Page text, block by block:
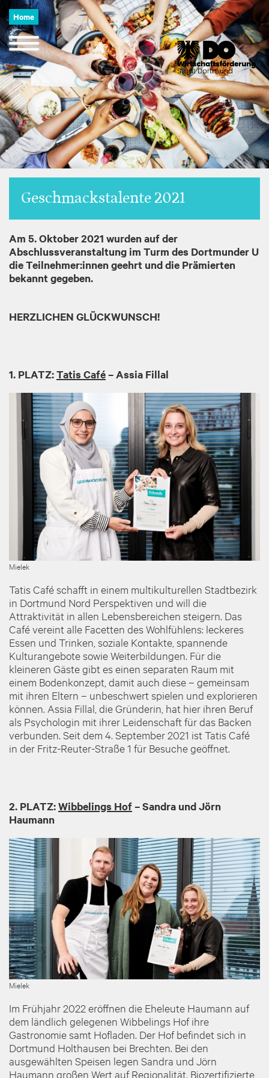
Direkt
zum
Inhalt
Navigation
öffnen
und
schließen
Home
Image
Geschmackstalente 2021
Am 5. Oktober 2021 wurden auf der
Abschlussveranstaltung im Turm des Dortmunder U
die Teilnehmer:innen geehrt und die Prämierten
bekannt gegeben.
HERZLICHEN GLÜCKWUNSCH!
1. PLATZ:Tatis Café–Assia Fillal
Image
Mielek
Tatis Café schafft in einem multikulturellen Stadtbezirk
in Dortmund Nord Perspektiven und will die
Attraktivität in allen Lebensbereichen steigern. Das
Café vereint alle Facetten des Wohlfühlens: leckeres
Essen und Trinken, soziale Kontakte, spannende
Kulturangebote sowie Weiterbildungen. Für die
kleineren Gäste gibt es einen separaten Raum mit
einem Bodenkonzept, damit auch diese – gemeinsam
mit ihren Eltern – unbeschwert spielen und explorieren
können. Assia Fillal, die Gründerin, hat hier ihren Beruf
als Psychologin mit ihrer Leidenschaft für das Backen
verbunden. Seit dem 4. September 2021 ist Tatis Café
in der Fritz-Reuter-Straße 1 für Besuche geöffnet.
2. PLATZ:Wibbelings Hof–Sandra und Jörn
Haumann
Image
Mielek
Im Frühjahr 2022 eröffnen die Eheleute Haumann auf
dem ländlich gelegenen Wibbelings Hof ihre
Gastronomie samt Hofladen. Der Hof befindet sich in
Dortmund Holthausen bei Brechten. Bei den
ausgewählten Speisen legen Sandra und Jörn
Haumann großen Wert auf Regionalität. Biozertifizierte